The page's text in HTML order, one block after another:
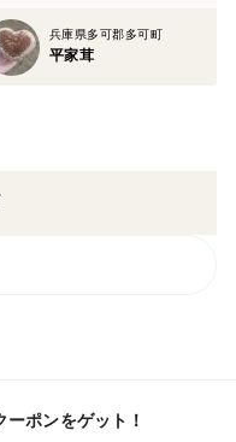
兵庫県多可郡多可町
平家茸
ポンをゲット！